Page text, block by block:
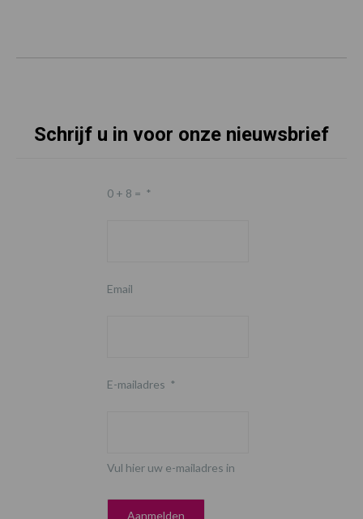
Schrijf u in voor onze nieuwsbrief
0 + 8 = *
Email
E-mailadres *
Vul hier uw e-mailadres in